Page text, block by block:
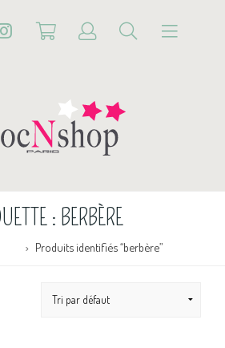
: BERBÈRE
Produits identifiés “berbère”